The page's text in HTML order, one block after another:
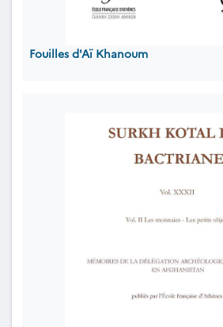
Fouilles d'Aï Khanoum